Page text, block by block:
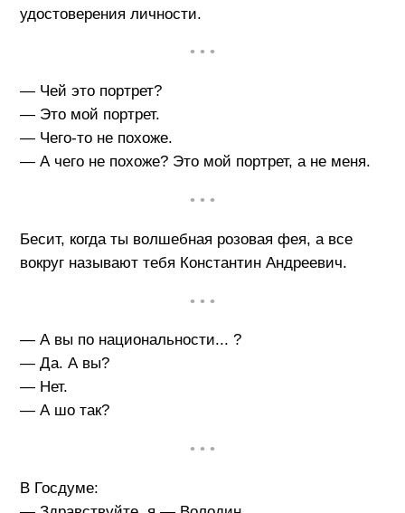
удостоверения личности.
• • •
— Чей это портрет?
— Это мой портрет.
— Чего-то не похоже.
— А чего не похоже? Это мой портрет, а не меня.
• • •
Бесит, когда ты волшебная розовая фея, а все
вокруг называют тебя Константин Андреевич.
• • •
— А вы по национальности... ?
— Да. А вы?
— Нет.
— А шо так?
• • •
В Госдуме: